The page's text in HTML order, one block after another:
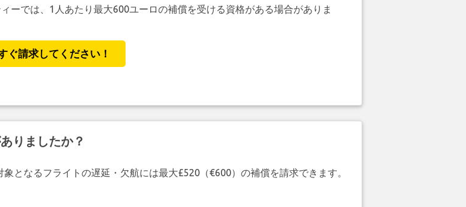
ーでは、1人あたり最大600ユーロの補償を受ける資格がある場合がありま
ぐ請求してください！
りましたか？
となるフライトの遅延・欠航には最大£520（€600）の補償を請求できます。